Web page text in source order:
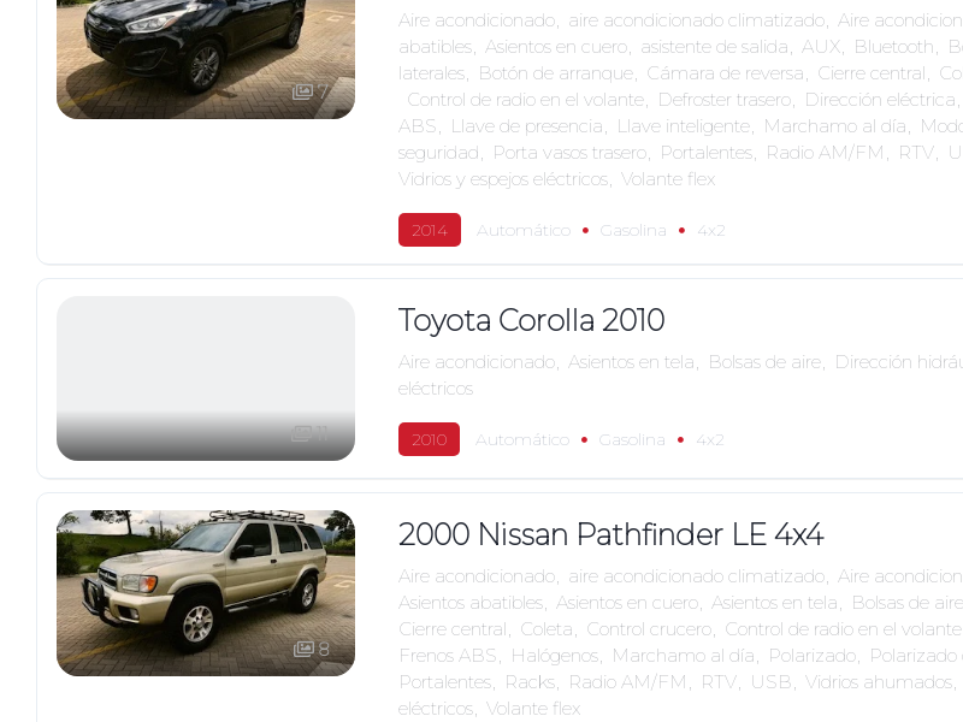
7
Aire acondicionado aire acondicionado climatizado Aire
abatibles
Asientos en cuero asistente de salida AUX Bluetooth
laterales
Botón de arranque Cámara de reversa Cierre central
Control de radio en el volante Defroster trasero Dirección eléctrica
ABS
Llave de presencia Llave inteligente Marchamo al día
seguridad
Porta vasos trasero Portalentes Radio AM/FM RTV
Vidrios y espejos eléctricos Volante flex
2014 Automático Gasolina 4x2
11
Toyota Corolla 2010
Aire acondicionado Asientos en tela Bolsas de aire Dirección
eléctricos
2010 Automático Gasolina 4x2
8
2000 Nissan Pathfinder LE 4x4
Aire acondicionado, aire acondicionado climatizado, Aire
Asientos abatibles, Asientos en cuero, Asientos en tela, Bolsas de aire
Cierre central, Coleta, Control crucero, Control de radio en el volante
Frenos ABS, Halógenos, Marchamo al día, Polarizado, Polarizado
Portalentes, Racks, Radio AM/FM , RTV, USB, Vidrios ahumados,
eléctricos, Volante flex